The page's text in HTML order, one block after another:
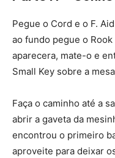
Pegue o Cord e o F.
ao fundo pegue o
aparecera, mate-o e
Small Key sobre a
Faça o caminho até a
abrir a gaveta da
encontrou o primeiro
aproveite para deixar